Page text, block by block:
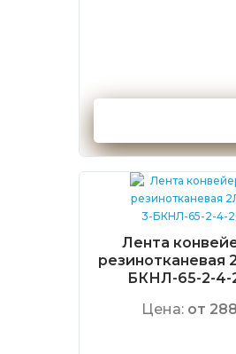
Лента
резинотканевая
БКНЛ-65-2-4-
Цена: от